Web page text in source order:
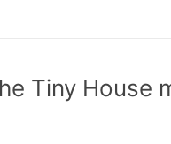
Tiny House